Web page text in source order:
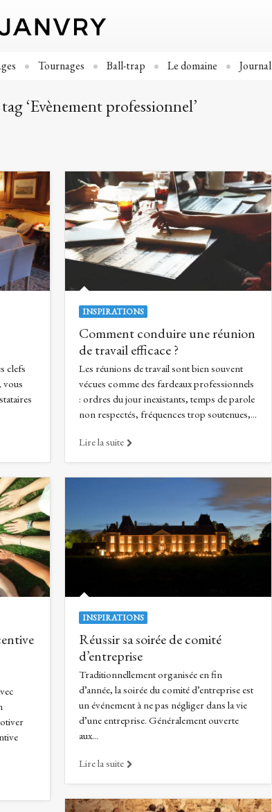
Tournages Ball-trap Le domaine Journal
‘Evènement professionnel’
clefs
vous
INSPIRATIONS
Comment conduire une réunion
de travail efficace ?
Les réunions de travail sont bien souvent
vécues comme des fardeaux professionnels
: ordres du jour inexistants, temps de parole
non respectés, fréquences trop soutenues,...
Lire la suite
INSPIRATIONS
Réussir sa soirée de comité
d’entreprise
Traditionnellement organisée en fin
d’année, la soirée du comité d’entreprise est
un événement à ne pas négliger dans la vie
d’une entreprise. Généralement ouverte
aux...
Lire la suite